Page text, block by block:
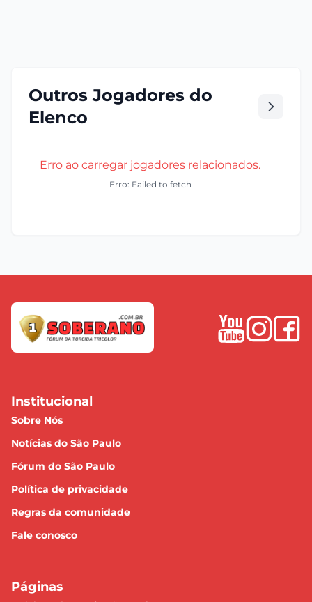
Outros Jogadores do
Elenco
Erro ao carregar jogadores relacionados.
Erro: Failed to fetch
Institucional
Sobre Nós
Notícias do São Paulo
Fórum do São Paulo
Política de privacidade
Regras da comunidade
Fale conosco
Páginas